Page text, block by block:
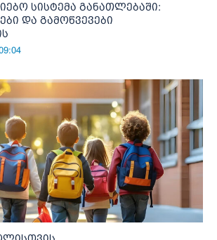
სისტემა განათლებაში:
და გამოწვევები